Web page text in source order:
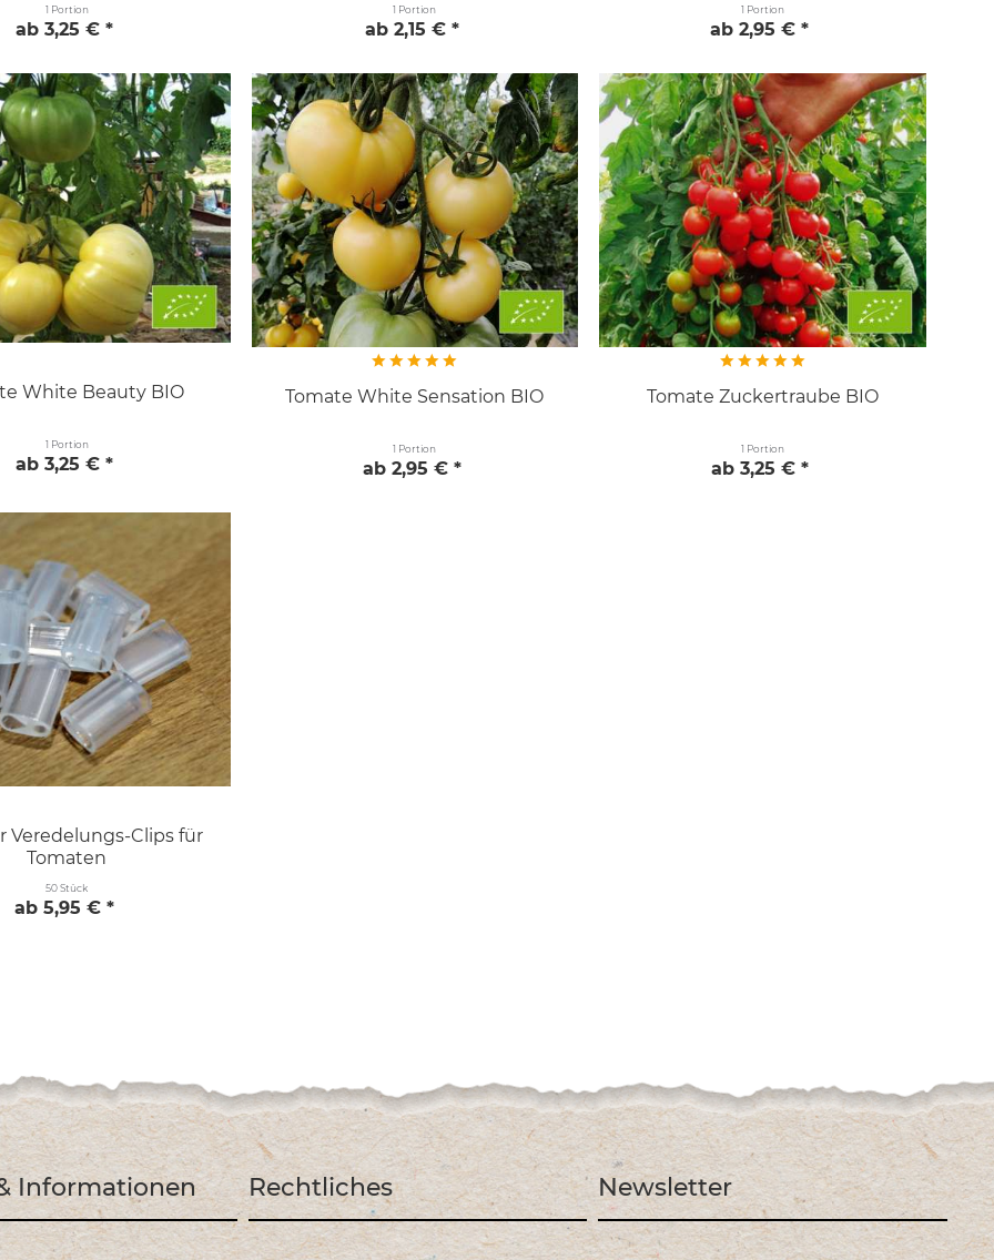
1 Portion
ab 3,25 € *
1 Portion
ab 2,15 € *
1 Portion
ab 2,95 € *
White Beauty BIO
1 Portion
ab 3,25 € *
Tomate White Sensation BIO
1 Portion
ab 2,95 € *
Tomate Zuckertraube BIO
1 Portion
ab 3,25 € *
Veredelungs-Clips für
Tomaten
50 Stück
ab 5,95 € *
Informationen Rechtliches Newsletter